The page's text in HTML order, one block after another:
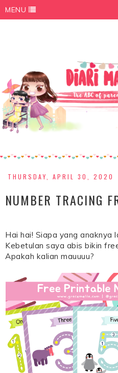
MENU
THURSDAY, APRIL 30, 2020
NUMBER TRACING
Hai hai! Siapa yang anaknya
Kebetulan saya abis bikin
Apakah kalian mauuuu?